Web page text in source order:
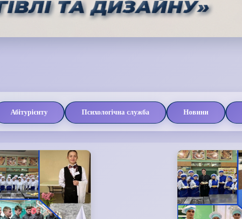
Абітурієнту Психологічна служба Новини